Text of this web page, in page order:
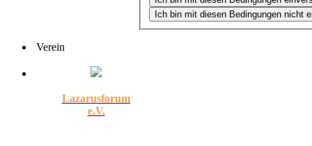
Verein
Lazarusforum
e.V.